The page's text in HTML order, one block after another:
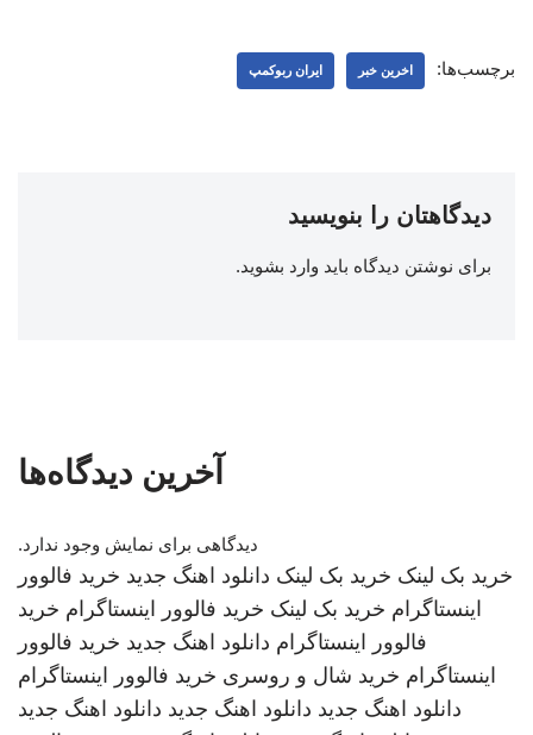
برچسب‌ها: اخرین خبر ایران ربوکمپ
دیدگاهتان را بنویسید
برای نوشتن دیدگاه باید وارد بشوید.
آخرین دیدگاه‌ها
دیدگاهی برای نمایش وجود ندارد.
خرید بک لینک خرید بک لینک دانلود اهنگ جدید خرید فالوور
اینستاگرام خرید بک لینک خرید فالوور اینستاگرام خرید
فالوور اینستاگرام دانلود اهنگ جدید خرید فالوور
اینستاگرام خرید شال و روسری خرید فالوور اینستاگرام
دانلود اهنگ جدید دانلود اهنگ جدید دانلود اهنگ جدید